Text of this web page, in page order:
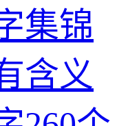
集锦
含义